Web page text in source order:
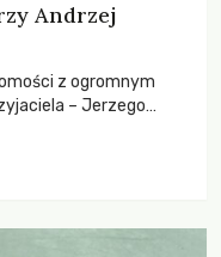
Andrzej
z ogromnym
– Jerzego